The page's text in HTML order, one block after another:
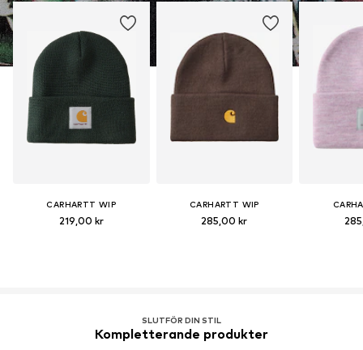
CARHARTT WIP
219,00 kr
CARHARTT WIP
285,00 kr
SLUTFÖR DIN STIL
Kompletterande produkter